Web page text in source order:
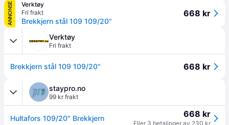
ANNONSE
Verktøy
Fri frakt
Brekkjern stål 109 109/20"
668 kr
Verktøy
Fri frakt
Brekkjern stål 109 109/20" 668 kr
staypro.no
99 kr frakt
Hultafors 109/20" Brekkjern 668 kr
Eller 3 betalinger av 230 kr